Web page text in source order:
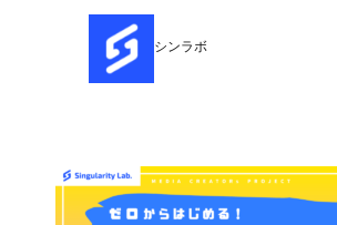
シンラボ